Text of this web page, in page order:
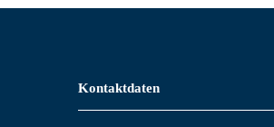
Kontaktdaten